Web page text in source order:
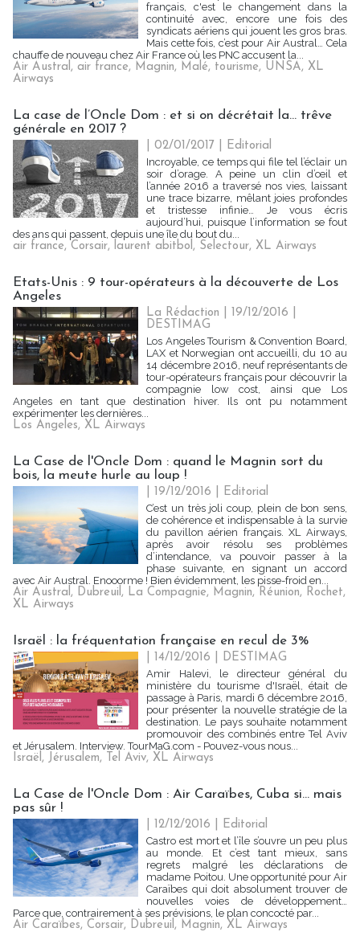
français, c'est le changement dans la
continuité avec, encore une fois des
syndicats aériens qui jouent les gros bras.
Mais cette fois, c’est pour Air Austral… Cela
chauffe de nouveau chez Air France où les PNC accusent la...
Air Austral, air france, Magnin, Malé, tourisme, UNSA, XL
Airways
La case de l’Oncle Dom : et si on décrétait la... trêve
générale en 2017 ?
| 02/01/2017
Editorial
Incroyable, ce temps qui file tel l’éclair un
soir d’orage. A peine un clin d’œil et
l’année 2016 a traversé nos vies, laissant
une trace bizarre, mêlant joies profondes
et tristesse infinie… Je vous écris
aujourd’hui, puisque l’information se fout
des ans qui passent, depuis une île du bout du...
air france, Corsair, laurent abitbol, Selectour, XL Airways
Etats-Unis : 9 tour-opérateurs à la découverte de Los
Angeles
La Rédaction | 19/12/2016
DESTIMAG
Los Angeles Tourism & Convention Board,
LAX et Norwegian ont accueilli, du 10 au
14 décembre 2016, neuf représentants de
tour-opérateurs français pour découvrir la
compagnie low cost, ainsi que Los
Angeles en tant que destination hiver. Ils ont pu notamment
expérimenter les dernières...
Los Angeles, XL Airways
La Case de l'Oncle Dom : quand le Magnin sort du
bois, la meute hurle au loup !
| 19/12/2016
Editorial
C’est un très joli coup, plein de bon sens,
de cohérence et indispensable à la survie
du pavillon aérien français. XL Airways,
après avoir résolu ses problèmes
d’intendance, va pouvoir passer à la
phase suivante, en signant un accord
avec Air Austral. Enooorme ! Bien évidemment, les pisse-froid en...
Air Austral, Dubreuil, La Compagnie, Magnin, Réunion, Rochet,
XL Airways
Israël : la fréquentation française en recul de 3%
| 14/12/2016
DESTIMAG
Amir Halevi, le directeur général du
ministère du tourisme d'Israël, était de
passage à Paris, mardi 6 décembre 2016,
pour présenter la nouvelle stratégie de la
destination. Le pays souhaite notamment
promouvoir des combinés entre Tel Aviv
et Jérusalem. Interview. TourMaG.com - Pouvez-vous nous...
Israël, Jérusalem, Tel Aviv, XL Airways
La Case de l'Oncle Dom : Air Caraïbes, Cuba si… mais
pas sûr !
| 12/12/2016
Editorial
Castro est mort et l’île s’ouvre un peu plus
au monde. Et c’est tant mieux, sans
regrets malgré les déclarations de
madame Poitou. Une opportunité pour Air
Caraïbes qui doit absolument trouver de
nouvelles voies de développement…
Parce que, contrairement à ses prévisions, le plan concocté par...
Air Caraïbes, Corsair, Dubreuil, Magnin, XL Airways